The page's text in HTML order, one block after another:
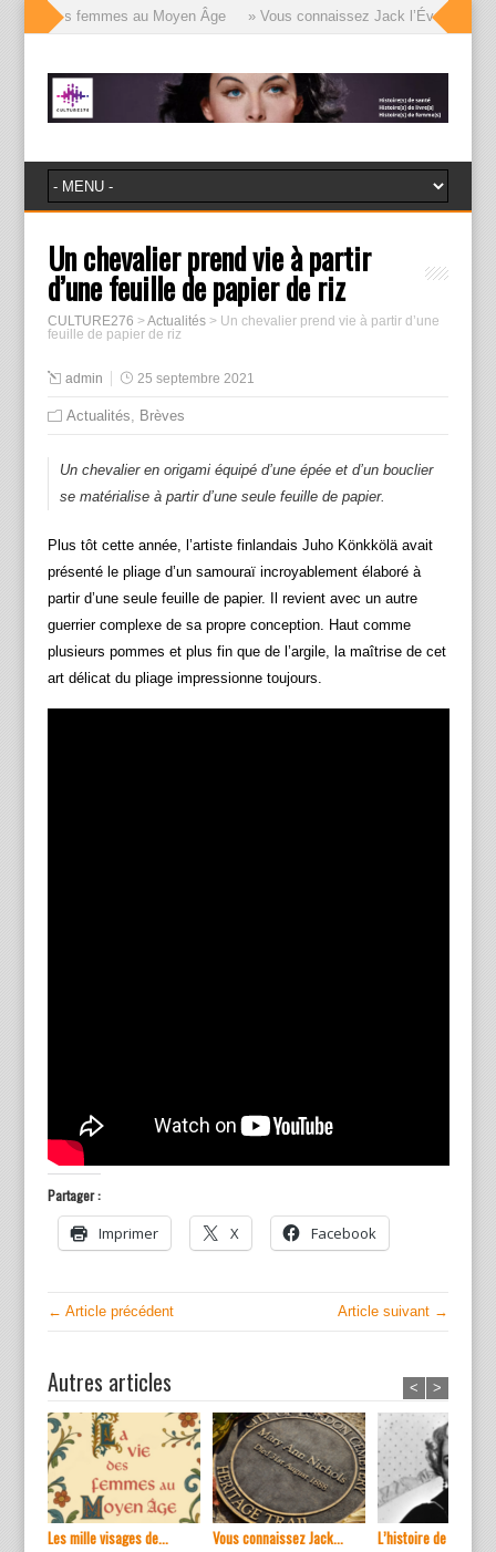
des femmes au Moyen Âge » Vous connaissez Jack l’Éventreur,
Un chevalier prend vie à partir
d’une feuille de papier de riz
CULTURE276 >Actualités> Un chevalier prend vie à partir d’une
feuille de papier de riz
admin 25 septembre 2021
Actualités, Brèves
Un chevalier en origami équipé d’une épée et d’un bouclier
se matérialise à partir d’une seule feuille de papier.
Plus tôt cette année, l’artiste finlandais Juho Könkkölä avait
présenté le pliage d’un samouraï incroyablement élaboré à
partir d’une seule feuille de papier. Il revient avec un autre
guerrier complexe de sa propre conception. Haut comme
plusieurs pommes et plus fin que de l’argile, la maîtrise de cet
art délicat du pliage impressionne toujours.
Partager :
Imprimer X Facebook
← Article précédent Article suivant →
Autres articles
Les mille visages de... Vous connaissez Jack... L’histoire de ...
< >